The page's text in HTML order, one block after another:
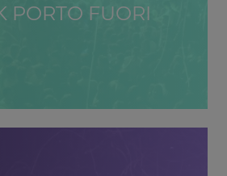
PORTO FUORI